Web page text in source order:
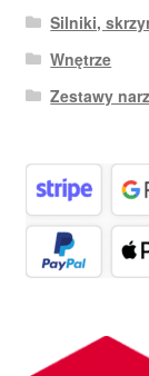
Silniki,
Wnętrze
Zestawy